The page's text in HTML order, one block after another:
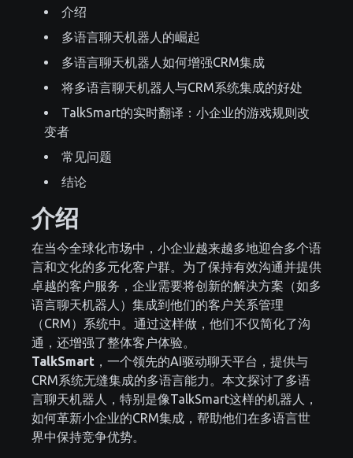
介绍
多语言聊天机器人的崛起
多语言聊天机器人如何增强CRM集成
将多语言聊天机器人与CRM系统集成的好处
TalkSmart的实时翻译：小企业的游戏规则改
变者
常见问题
结论
介绍
在当今全球化市场中，小企业越来越多地迎合多个语
言和文化的多元化客户群。为了保持有效沟通并提供
卓越的客户服务，企业需要将创新的解决方案（如多
语言聊天机器人）集成到他们的客户关系管理
（CRM）系统中。通过这样做，他们不仅简化了沟
通，还增强了整体客户体验。
TalkSmart ，一个领先的AI驱动聊天平台，提供与
CRM系统无缝集成的多语言能力。本文探讨了多语
言聊天机器人，特别是像TalkSmart这样的机器人，
如何革新小企业的CRM集成，帮助他们在多语言世
界中保持竞争优势。